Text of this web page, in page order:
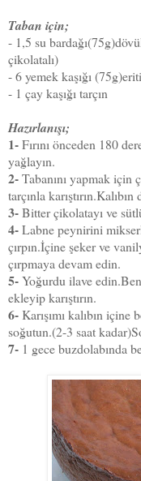
Taban için;
- 1,5 su
çikolatalı)
- 6 yemek kaşığı
- 1 çay kaşığı tarçın
Hazırlanışı;
1-Fırını önceden 180
yağlayın.
2-Tabanını yapmak için
tarçınla
3-Bitter çikolatayı ve
4-Labne peynirini
çırpın.İçine şeker ve
çırpmaya devam edin.
5-Yoğurdu ilave
ekleyip karıştırın.
6-Karışımı kalıbın
soğutun.(2-3 saat
7- 1 gece buzdolabında